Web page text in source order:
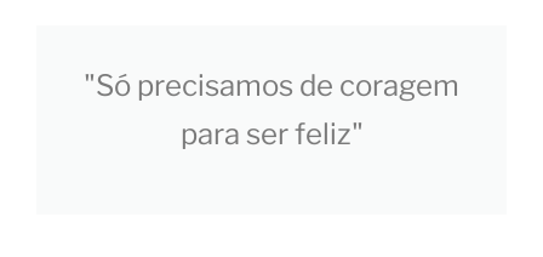
"Só precisamos de coragem
para ser feliz"